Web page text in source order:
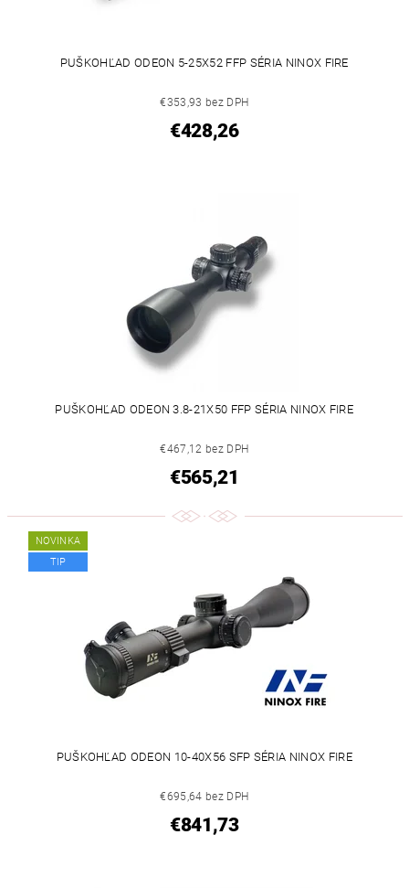
PUŠKOHĽAD ODEON 5-25X52 FFP SÉRIA NINOX FIRE
€353,93 bez DPH
€428,26
PUŠKOHĽAD ODEON 3.8-21X50 FFP SÉRIA NINOX FIRE
€467,12 bez DPH
€565,21
NOVINKA
TIP
PUŠKOHĽAD ODEON 10-40X56 SFP SÉRIA NINOX FIRE
€695,64 bez DPH
€841,73